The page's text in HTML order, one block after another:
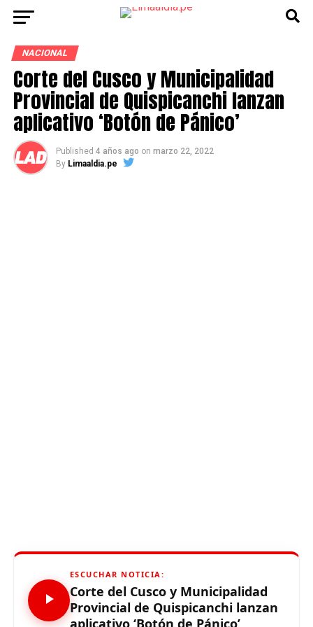
NACIONAL
Corte del Cusco y Municipalidad
Provincial de Quispicanchi lanzan
aplicativo ‘Botón de Pánico’
Published 4 años ago on marzo 22, 2022
By Limaaldia.pe
ESCUCHAR NOTICIA:
Corte del Cusco y Municipalidad
Provincial de Quispicanchi lanzan
aplicativo ‘Botón de Pánico’